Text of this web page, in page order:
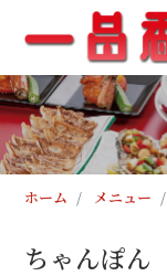
ホーム メニュー
ちゃんぽん